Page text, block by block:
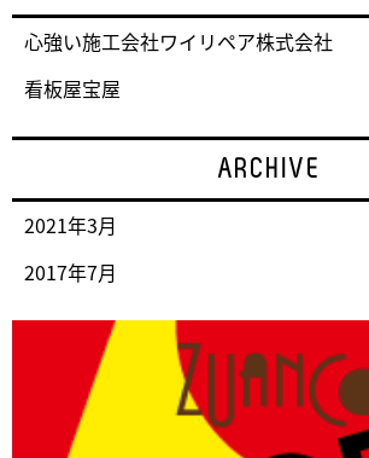
心強い施工会社ワイリペア株式会社
看板屋宝屋
ARCHIVE
2021年3月
2017年7月